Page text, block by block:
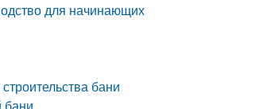
для начинающих
бани